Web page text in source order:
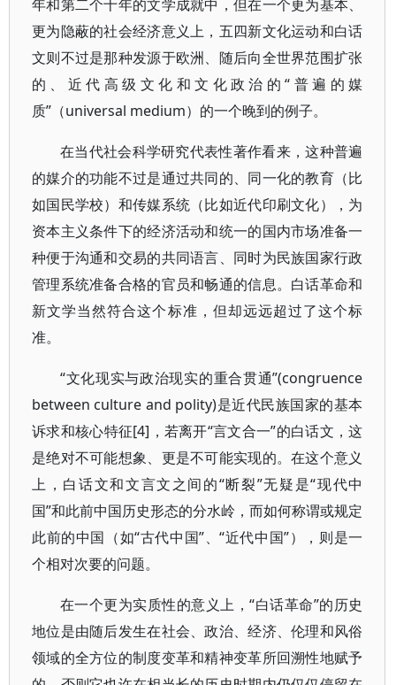
年和第二个十年的文学成就中，但在一个更为基本、
更为隐蔽的社会经济意义上，五四新文化运动和白话
文则不过是那种发源于欧洲、随后向全世界范围扩张
的、近代高级文化和文化政治的“普遍的媒
质”（universal medium）的一个晚到的例子。
在当代社会科学研究代表性著作看来，这种普遍
的媒介的功能不过是通过共同的、同一化的教育（比
如国民学校）和传媒系统（比如近代印刷文化），为
资本主义条件下的经济活动和统一的国内市场准备一
种便于沟通和交易的共同语言、同时为民族国家行政
管理系统准备合格的官员和畅通的信息。白话革命和
新文学当然符合这个标准，但却远远超过了这个标
准。
“文化现实与政治现实的重合贯通”(congruence
between culture and polity)是近代民族国家的基本
诉求和核心特征[4]，若离开“言文合一”的白话文，这
是绝对不可能想象、更是不可能实现的。在这个意义
上，白话文和文言文之间的“断裂”无疑是“现代中
国”和此前中国历史形态的分水岭，而如何称谓或规定
此前的中国（如“古代中国”、“近代中国”），则是一
个相对次要的问题。
在一个更为实质性的意义上，“白话革命”的历史
地位是由随后发生在社会、政治、经济、伦理和风俗
领域的全方位的制度变革和精神变革所回溯性地赋予